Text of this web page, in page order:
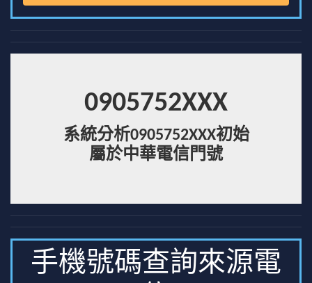
0905752XXX
系統分析0905752XXX初始
屬於中華電信門號
手機號碼查詢來源電